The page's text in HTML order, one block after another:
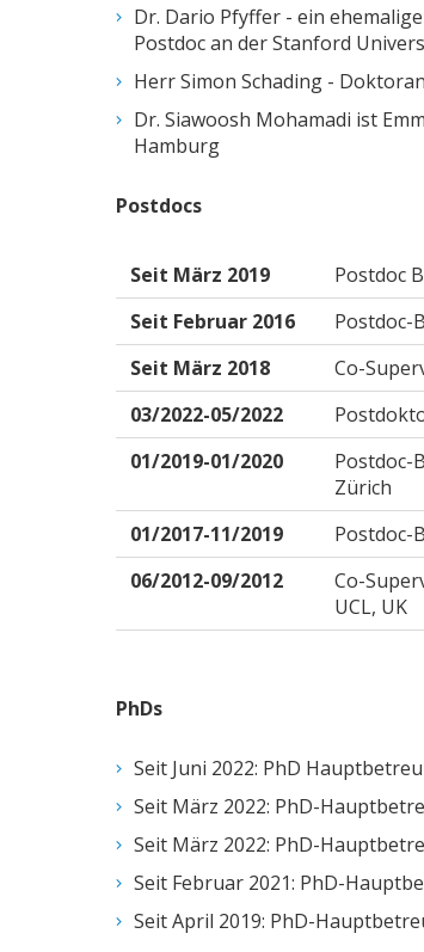
Dr. Dario Pfyffer - ein
Postdoc an der Stanford
Herr Simon Schading -
Dr. Siawoosh Mohamadi ist
Hamburg
Postdocs
Seit März 2019
Postdoc
Seit Februar 2016
Postdoc-
Seit März 2018
Co-
03/2022-05/2022
01/2019-01/2020
Postdoc-
Zürich
01/2017-11/2019
Postdoc-
06/2012-09/2012
Co-
UCL, UK
PhDs
Seit Juni 2022: PhD
Seit März 2022: PhD-
Seit März 2022: PhD-
Seit Februar 2021: PhD-
Seit April 2019: PhD-